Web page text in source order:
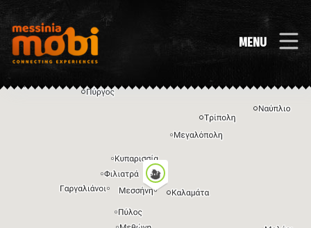
MENU